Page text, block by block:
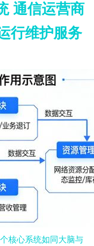
通信运营商
行维护服务
核心系统如同大脑与